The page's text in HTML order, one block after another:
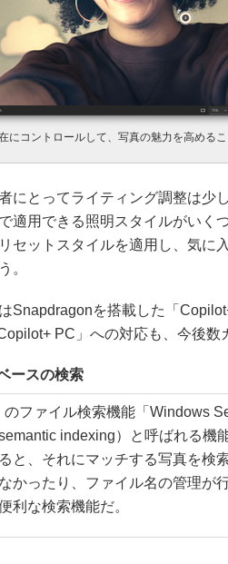
にコントロールして、写真の魅力を高めるこ
にとってライティング調整は少
適用できる照明スタイルがいく
セットスタイルを適用し、気に
。
Snapdragonを搭載した「
PC」への対応も、今後数
ースの検索
ファイル検索機能「Windows
indexing）と呼ばれる機
と、それにマッチする写真を検
かったり、ファイル名の管理が
利な検索機能だ。